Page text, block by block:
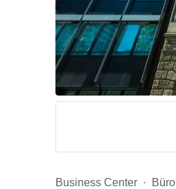
Business Center Büro